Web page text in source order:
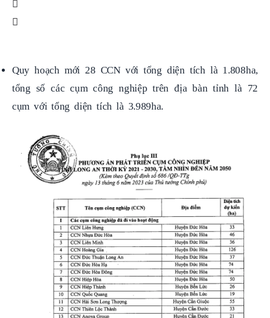
Quy hoạch mới 28 CCN với tổng diện tích là 1.808ha,
tổng số các cụm công nghiệp trên địa bàn tỉnh là 72
cụm với tổng diện tích là 3.989ha.